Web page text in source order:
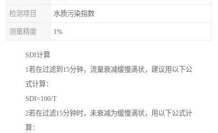
检测项目 水质污染指数
测量精度 1%
SDI计算
1若在过滤到15分钟，流量衰减缓慢滴状，建议用以下公
式计算：
SDI=100/T
2若在过滤15分钟时，未衰减为缓慢滴状，用以下公式计
算：